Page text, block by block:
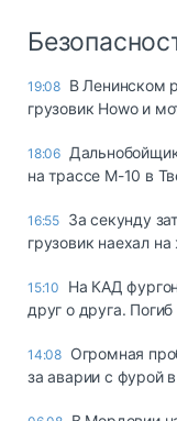
19:08 В Ленинском
грузовик Howo и
18:06
на трассе М-10 в
16:55 За секунду
грузовик наехал
15:10
На КАД
друг о друга. Погиб
14:08 Огромная
за аварии с фурой